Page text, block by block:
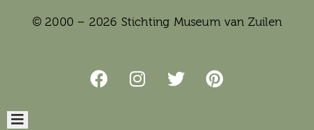
© 2000 – 2026 Stichting Museum van Zuilen